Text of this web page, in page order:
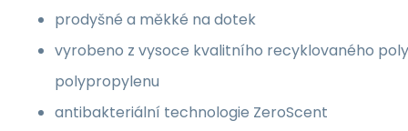
prodyšné a měkké na dotek
vyrobeno z vysoce kvalitního recyklovaného
polypropylenu
antibakteriální technologie ZeroScent